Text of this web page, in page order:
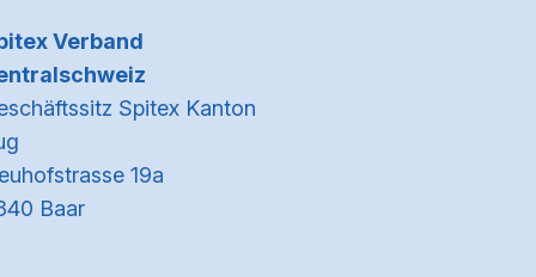
Verband
Spitex Kanton
19a
Baar